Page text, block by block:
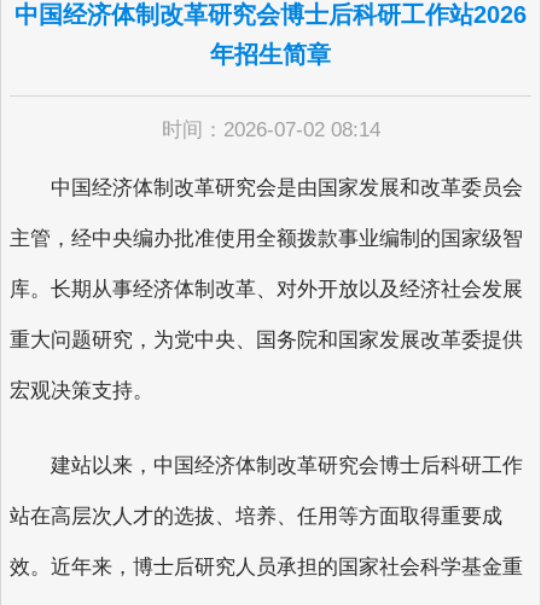
中国经济体制改革研究会博士后科研工作站2026
年招生简章
时间：2026-07-02 08:14
中国经济体制改革研究会是由国家发展和改革委员会
主管，经中央编办批准使用全额拨款事业编制的国家级智
库。长期从事经济体制改革、对外开放以及经济社会发展
重大问题研究，为党中央、国务院和国家发展改革委提供
宏观决策支持。
建站以来，中国经济体制改革研究会博士后科研工作
站在高层次人才的选拔、培养、任用等方面取得重要成
效。近年来，博士后研究人员承担的国家社会科学基金重